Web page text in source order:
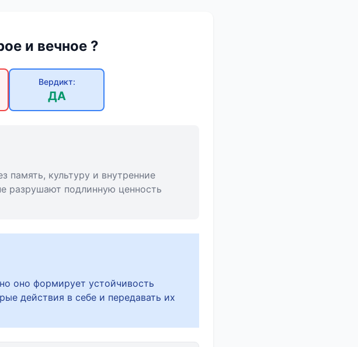
и вечное ?
Вердикт:
ДА
память, культуру и внутренние
разрушают подлинную ценность
оно формирует устойчивость
действия в себе и передавать их